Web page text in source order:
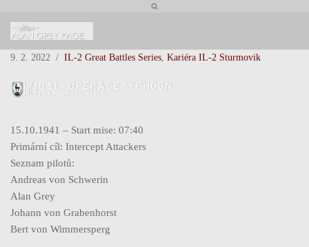
Přeskočit
na
9. 2. 2022 IL-2 Great Battles Series, Kariéra IL-2 Sturmovik
15.10.1941 – Start mise: 07:40
Primární cíl: Intercept Attackers
Seznam pilotů:
Andreas von Schwerin
Alan Grey
Johann von Grabenhorst
Bert von Wimmersperg